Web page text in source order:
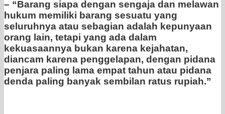
– “Barang siapa dengan sengaja dan melawan
hukum memiliki barang sesuatu yang
seluruhnya atau sebagian adalah kepunyaan
orang lain, tetapi yang ada dalam
kekuasaannya bukan karena kejahatan,
diancam karena penggelapan, dengan pidana
penjara paling lama empat tahun atau pidana
denda paling banyak sembilan ratus rupiah.”